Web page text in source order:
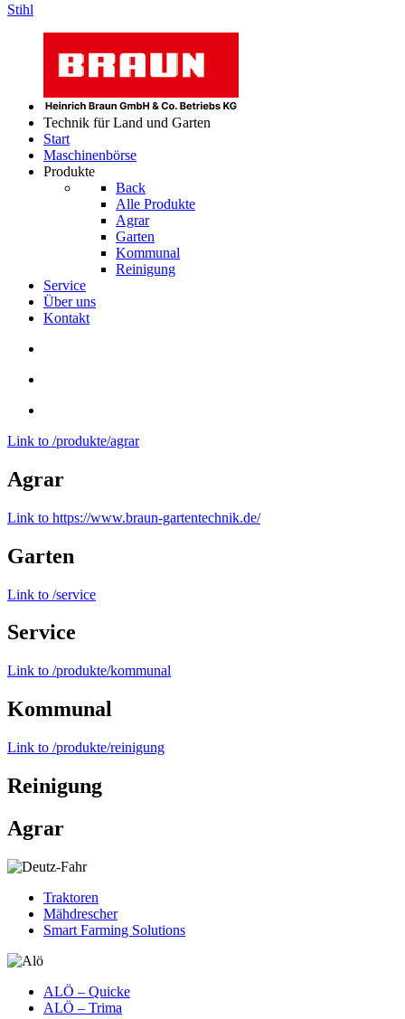
Stihl
Technik für Land und Garten
Start
Maschinenbörse
Produkte
Back
Alle Produkte
Agrar
Garten
Kommunal
Reinigung
Service
Über uns
Kontakt
Link to /produkte/agrar
Agrar
Link to https://www.braun-gartentechnik.de/
Garten
Link to /service
Service
Link to /produkte/kommunal
Kommunal
Link to /produkte/reinigung
Reinigung
Agrar
Traktoren
Mähdrescher
Smart Farming Solutions
ALÖ – Quicke
ALÖ – Trima